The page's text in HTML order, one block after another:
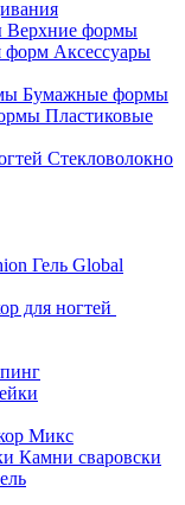
Верхние формы
Аксессуары
Бумажные формы
Пластиковые
Стекловолокно
Гель Global
для ногтей
Микс
Камни сваровски